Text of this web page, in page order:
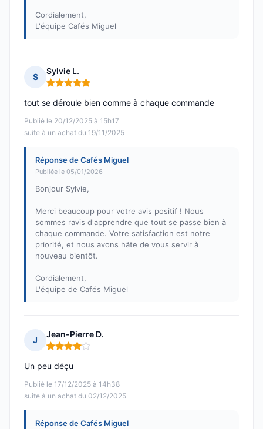
Cordialement,
L'équipe Cafés Miguel
S
Sylvie L.
Note : 5 sur 5
Publié le 20/12/2025 à 15h17
suite à un achat du 19/11/2025
tout se déroule bien comme à chaque commande
Réponse de Cafés Miguel
Publiée le 05/01/2026
Bonjour Sylvie,
Merci beaucoup pour votre avis positif ! Nous
sommes ravis d'apprendre que tout se passe bien à
chaque commande. Votre satisfaction est notre
priorité, et nous avons hâte de vous servir à
nouveau bientôt.
Cordialement,
L'équipe de Cafés Miguel
J
Jean-Pierre D.
Note : 4 sur 5
Publié le 17/12/2025 à 14h38
suite à un achat du 02/12/2025
Un peu déçu
Réponse de Cafés Miguel